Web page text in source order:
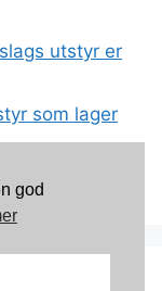
utstyr er
som lager
god